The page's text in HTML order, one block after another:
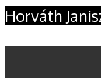
Horváth